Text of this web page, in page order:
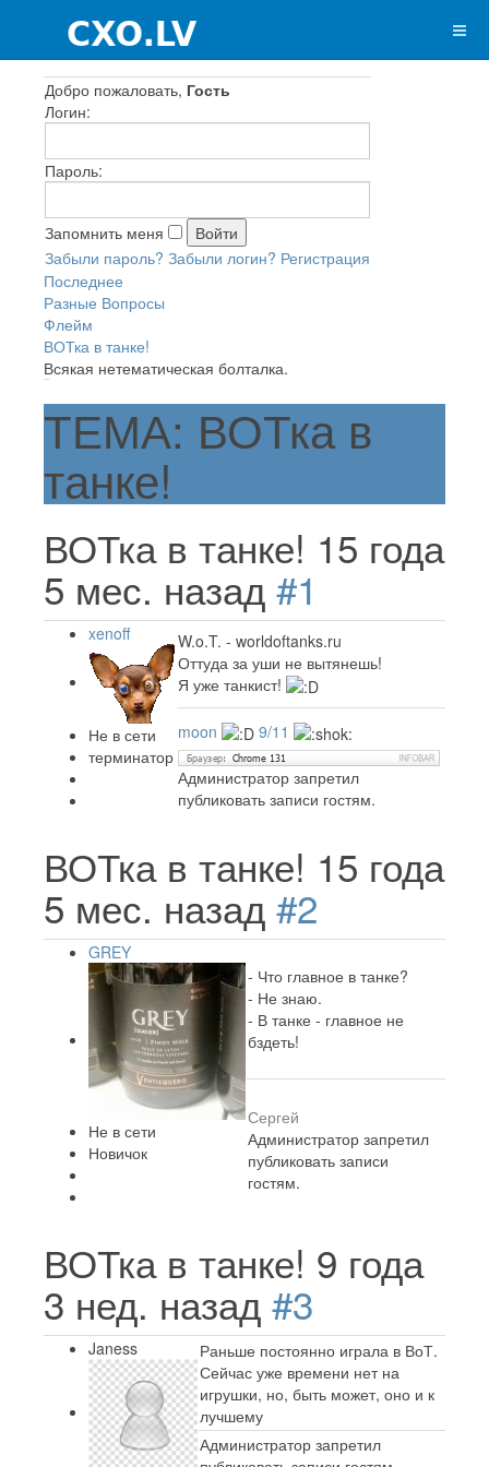
Добро пожаловать, Гость
Логин:
Пароль:
Запомнить меня
Забыли пароль? Забыли логин? Регистрация
Последнее
Разные Вопросы
Флейм
ВОТка в танке!
Всякая нетематическая болталка.
ТЕМА: ВОТка в
танке!
ВОТка в танке! 15 года
5 мес. назад #1
xenoff
Не в сети
терминатор
W.o.T. - worldoftanks.ru
Оттуда за уши не вытянешь!
Я уже танкист!
moon 9/11
Администратор запретил
публиковать записи гостям.
ВОТка в танке! 15 года
5 мес. назад #2
GREY
Не в сети
Новичок
- Что главное в танке?
- Не знаю.
- В танке - главное не
бздеть!
Сергей
Администратор запретил
публиковать записи
гостям.
ВОТка в танке! 9 года
3 нед. назад #3
Janess
Раньше постоянно играла в ВоТ.
Сейчас уже времени нет на
игрушки, но, быть может, оно и к
лучшему
Администратор запретил